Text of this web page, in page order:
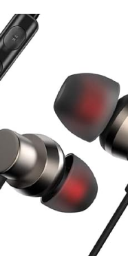
信の最新トレンド
とデバイスの未来
る 比べて選べる
働き方のヒント
まが分かる
レンドを詳説
ダーのコミュニティ
今がよく分かる